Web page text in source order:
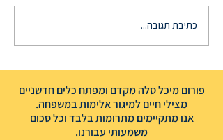
כתיבת תגובה...
פורום מיכל סלה מקדם ומפתח כלים חדשניים
מצילי חיים למיגור אלימות במשפחה.
אנו מתקיימים מתרומות בלבד וכל סכום
משמעותי עבורנו.